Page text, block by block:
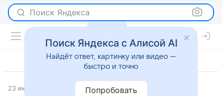
Поиск Яндекса
23 июля 2024 О важном
Поиск Яндекса с Алисой AI
Найдёт ответ, картинку или видео —
быстро и точно
Попробовать